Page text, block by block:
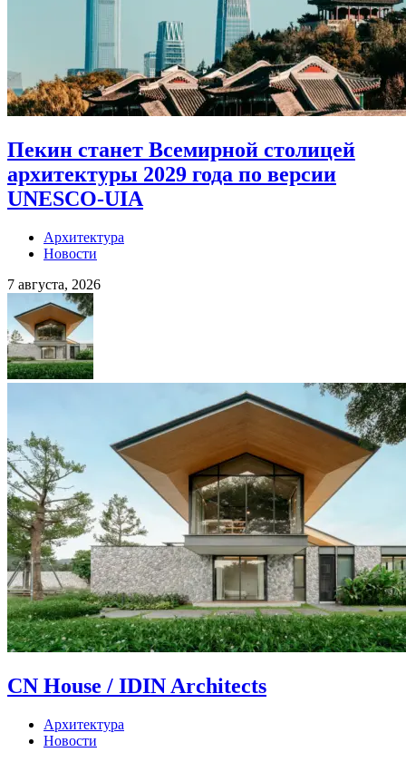
Пекин станет Всемирной столицей
архитектуры 2029 года по версии
UNESCO-UIA
Архитектура
Новости
7 августа, 2026
CN House / IDIN Architects
Архитектура
Новости